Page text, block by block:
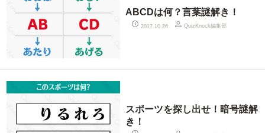
ABCDは何？言葉謎解き！
2017.10.26 QuizKnock編集部
スポーツを探し出せ！暗号謎解
き！